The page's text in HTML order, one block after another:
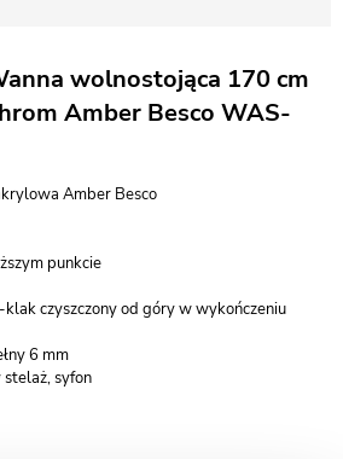
wolnostojąca 170 cm
Amber Besco WAS-
Amber Besco
punkcie
czyszczony od góry w wykończeniu
6 mm
syfon